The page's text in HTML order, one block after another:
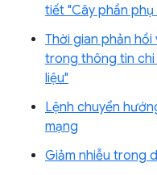
tiết "Cây phần
Thời gian phản
trong thông tin
liệu"
Lệnh chuyển
mạng
Giảm nhiễu trong